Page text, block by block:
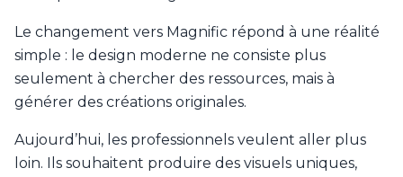
Le changement vers Magnific répond à une réalité
simple : le design moderne ne consiste plus
seulement à chercher des ressources, mais à
générer des créations originales.
Aujourd’hui, les professionnels veulent aller plus
loin. Ils souhaitent produire des visuels uniques,